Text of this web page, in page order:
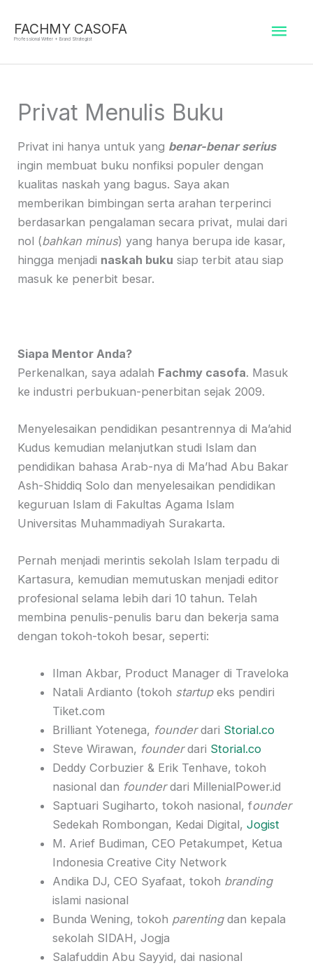
FACHMY CASOFA
Professional Writer + Brand Strategist
Privat Menulis Buku
Privat ini hanya untuk yang benar-benar serius
ingin membuat buku nonfiksi populer dengan
kualitas naskah yang bagus. Saya akan
memberikan bimbingan serta arahan terperinci
berdasarkan pengalaman secara privat, mulai dari
nol (bahkan minus) yang hanya berupa ide kasar,
hingga menjadi naskah buku siap terbit atau siap
masuk ke penerbit besar.
Siapa Mentor Anda?
Perkenalkan, saya adalah Fachmy casofa. Masuk
ke industri perbukuan-penerbitan sejak 2009.
Menyelesaikan pendidikan pesantrennya di Ma’ahid
Kudus kemudian melanjutkan studi Islam dan
pendidikan bahasa Arab-nya di Ma’had Abu Bakar
Ash-Shiddiq Solo dan menyelesaikan pendidikan
keguruan Islam di Fakultas Agama Islam
Universitas Muhammadiyah Surakarta.
Pernah menjadi merintis sekolah Islam terpadu di
Kartasura, kemudian memutuskan menjadi editor
profesional selama lebih dari 10 tahun. Telah
membina penulis-penulis baru dan bekerja sama
dengan tokoh-tokoh besar, seperti:
Ilman Akbar, Product Manager di Traveloka
Natali Ardianto (tokoh startupeks pendiri
Tiket.com
Brilliant Yotenega, founderdari Storial.co
Steve Wirawan, founderdari Storial.co
Deddy Corbuzier & Erik Tenhave, tokoh
nasional dan founderdari MillenialPower.id
Saptuari Sugiharto, tokoh nasional, founder
Sedekah Rombongan, Kedai Digital, Jogist
M. Arief Budiman, CEO Petakumpet, Ketua
Indonesia Creative City Network
Andika DJ, CEO Syafaat, tokoh branding
islami nasional
Bunda Wening, tokoh parenting dan kepala
sekolah SIDAH, Jogja
Salafuddin Abu Sayyid, dai nasional